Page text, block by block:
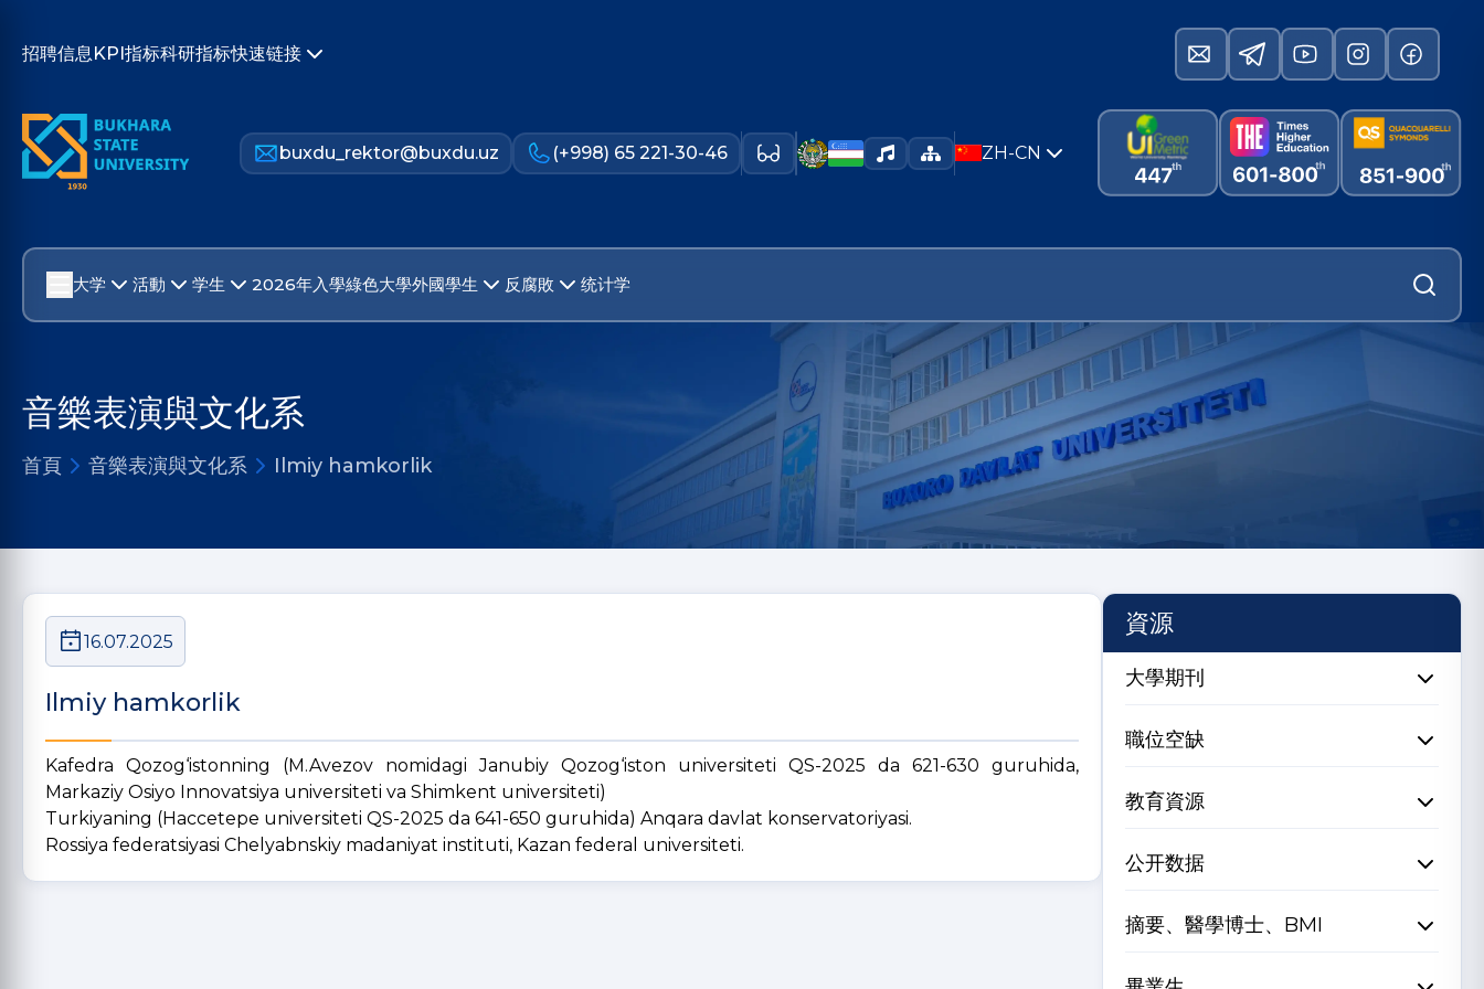
招聘信息KPI指标科研指标快速链接
buxdu_rektor@buxdu.uz (+998) 65 221-30-46 ZH-CN
大学 活動 学生 2026年入學綠色大學外國學生 反腐敗 统计学
音樂表演與文化系
首頁 音樂表演與文化系 Ilmiy hamkorlik
16.07.2025
Ilmiy hamkorlik
Kafedra Qozog‘istonning (M.Avezov nomidagi Janubiy Qozog‘iston universiteti QS-2025 da 621-630 guruhida,
Markaziy Osiyo Innovatsiya universiteti va Shimkent universiteti)
Turkiyaning (Haccetepe universiteti QS-2025 da 641-650 guruhida) Anqara davlat konservatoriyasi.
Rossiya federatsiyasi Chelyabnskiy madaniyat instituti, Kazan federal universiteti.
資源
大學期刊
職位空缺
教育資源
公开数据
摘要、醫學博士、BMI